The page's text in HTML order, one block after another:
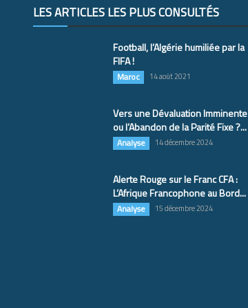
LES ARTICLES LES PLUS CONSULTÉS
Football, l’Algérie humiliée par la
FIFA !
Maroc 14 août 2021
Vers une Dévaluation Imminente
ou l’Abandon de la Parité Fixe ?...
Analyse 14 décembre 2024
Alerte Rouge sur le Franc CFA :
L’Afrique Francophone au Bord...
Analyse 15 décembre 2024